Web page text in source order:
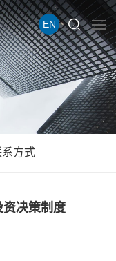
EN
系方式
资决策制度